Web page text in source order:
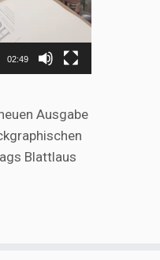
02:49
Ausgabe
Blattlaus